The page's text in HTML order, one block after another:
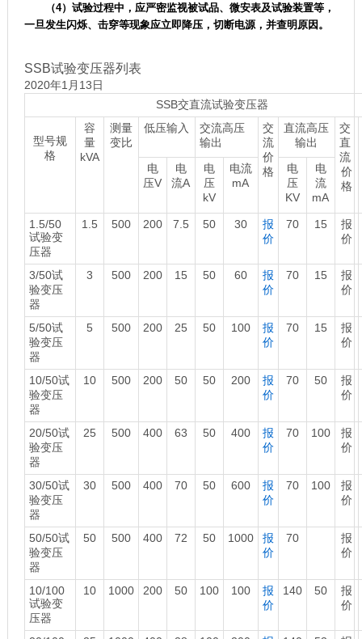
（4）试验过程中，应严密监视被试品、微安表及试验装置等，
一旦发生闪烁、击穿等现象应立即降压，切断电源，并查明原因。
SSB试验变压器列表
2020年1月13日
SSB交直流试验变压器
型号规
格
容
量
kVA
测量
变比
低压输入
交流高压
输出
交
流
价
格
直流高压
输出
交
直
流
价
格
电
压V
电
流A
电
压
kV
电流
mA
电
压
KV
电
流
mA
1.5/50
试验变
压器
1.5 500 200 7.5 50 30
报
价
70 15
报
价
3/50试
验变压
器
3 500 200 15 50 60
报
价
70 15
报
价
5/50试
验变压
器
5 500 200 25 50 100
报
价
70 15
报
价
10/50试
验变压
器
10 500 200 50 50 200
报
价
70 50
报
价
20/50试
验变压
器
25 500 400 63 50 400
报
价
70 100
报
价
30/50试
验变压
器
30 500 400 70 50 600
报
价
70 100
报
价
50/50试
验变压
器
50 500 400 72 50 1000
报
价
70
报
价
10/100
试验变
压器
10 1000 200 50 100 100
报
价
140 50
报
价